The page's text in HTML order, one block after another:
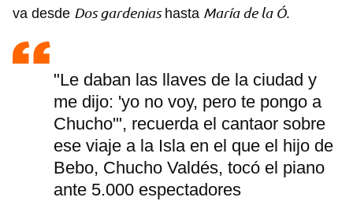
va desde Dos gardeniashasta María de la Ó.
"Le daban las llaves de la ciudad y
me dijo: 'yo no voy, pero te pongo a
Chucho'", recuerda el cantaor sobre
ese viaje a la Isla en el que el hijo de
Bebo, Chucho Valdés, tocó el piano
ante 5.000 espectadores